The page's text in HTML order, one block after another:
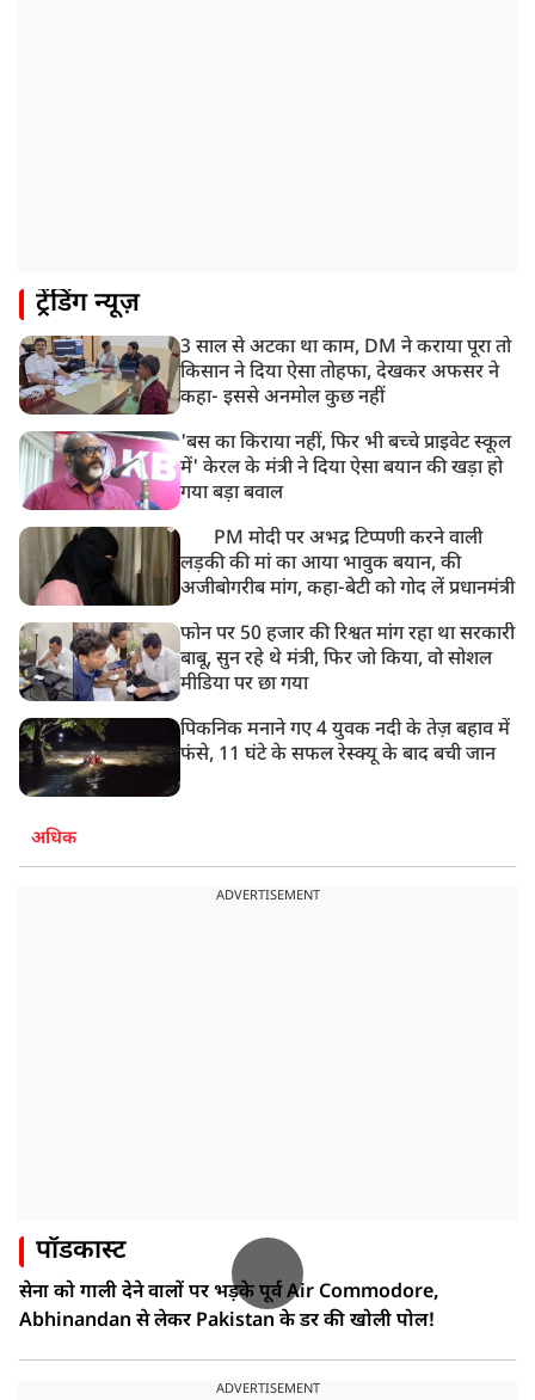
असम बाढ़: 13 जिलों में 15 लाख से ज्यादा लोग प्रभावित, मृतकों
10:21 AM
हिमाचल के चंबा में बड़ा सड़क हादसा, 7 यात्रियों की मौत; 11
घायल
ट्रेंडिंग न्यूज़
3 साल से अटका था काम, DM ने कराया पूरा तो
किसान ने दिया ऐसा तोहफा, देखकर अफसर ने
कहा- इससे अनमोल कुछ नहीं
'बस का किराया नहीं, फिर भी बच्चे प्राइवेट स्कूल
में' केरल के मंत्री ने दिया ऐसा बयान की खड़ा हो
गया बड़ा बवाल
PM मोदी पर अभद्र टिप्पणी करने वाली
लड़की की मां का आया भावुक बयान, की
अजीबोगरीब मांग, कहा-बेटी को गोद लें प्रधानमंत्री
फोन पर 50 हजार की रिश्वत मांग रहा था सरकारी
बाबू, सुन रहे थे मंत्री, फिर जो किया, वो सोशल
मीडिया पर छा गया
पिकनिक मनाने गए 4 युवक नदी के तेज़ बहाव में
फंसे, 11 घंटे के सफल रेस्क्यू के बाद बची जान
अधिक
ADVERTISEMENT
पॉडकास्ट
सेना को गाली देने वालों पर भड़के पूर्व Air Commodore,
Abhinandan से लेकर Pakistan के डर की खोली पोल!
ADVERTISEMENT